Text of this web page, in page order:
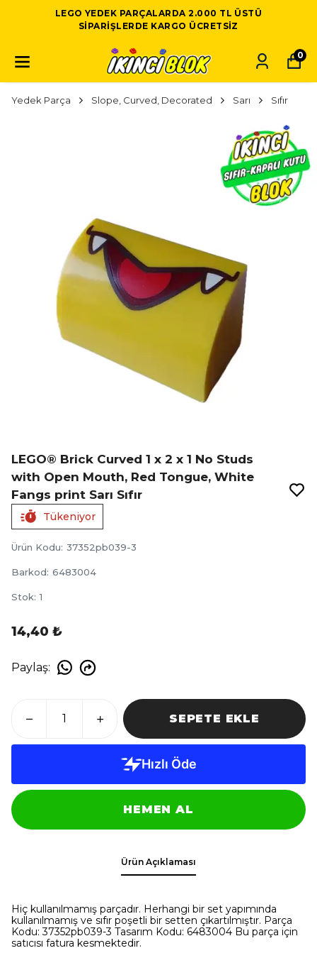
LEGO YEDEK PARÇALARDA 2.000 TL ÜSTÜ
SIPARIŞLERDE KARGO ÜCRETSIZ
0
Yedek Parça Slope, Curved, Decorated Sarı Sıfır
LEGO® Brick Curved 1 x 2 x 1 No Studs
with Open Mouth, Red Tongue, White
Fangs print Sarı Sıfır
Tükeniyor
Ürün Kodu: 37352pb039-3
Barkod: 6483004
Stok: 1
14,40 ₺
Paylaş:
SEPETE EKLE
HEMEN AL
Ürün Açıklaması
Hiç kullanılmamış parçadır. Herhangi bir set yapımında
kullanılmamış ve sıfır poşetli bir setten çıkartılmıştır. Parça
Kodu: 37352pb039-3 Tasarım Kodu: 6483004 Bu parça için
satıcısı fatura kesmektedir.